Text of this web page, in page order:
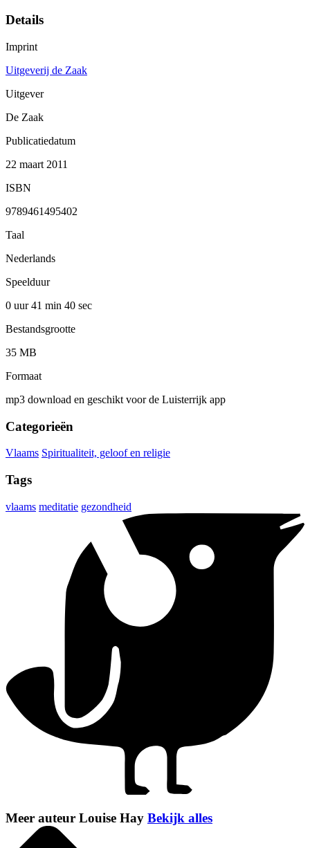
Details
Imprint
Uitgeverij de Zaak
Uitgever
De Zaak
Publicatiedatum
22 maart 2011
ISBN
9789461495402
Taal
Nederlands
Speelduur
0 uur 41 min 40 sec
Bestandsgrootte
35 MB
Formaat
mp3 download en geschikt voor de Luisterrijk app
Categorieën
Vlaams Spiritualiteit, geloof en religie
Tags
vlaams meditatie gezondheid
Meer auteur Louise Hay Bekijk alles